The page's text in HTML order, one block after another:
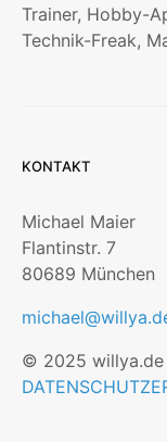
Trainer, Hobby-
Technik-Freak,
KONTAKT
Michael Maier
Flantinstr. 7
80689 München
© 2025 willya.de